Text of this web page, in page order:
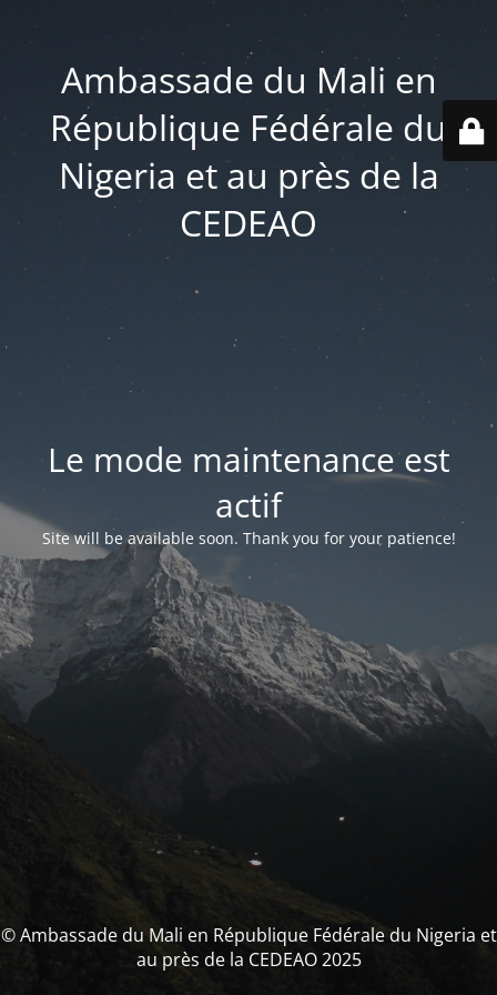
Ambassade du Mali en
République Fédérale du
Nigeria et au près de la
CEDEAO
Le mode maintenance est
actif
Site will be available soon. Thank you for your patience!
© Ambassade du Mali en République Fédérale du Nigeria et
au près de la CEDEAO 2025